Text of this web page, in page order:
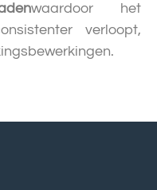
waardoor het
verloopt,